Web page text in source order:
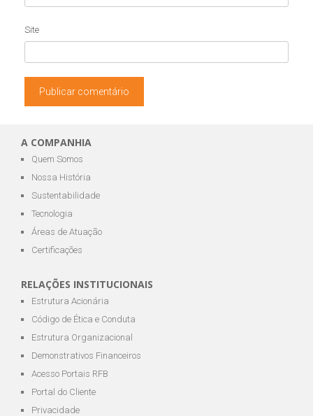
Site
A COMPANHIA
Quem Somos
Nossa História
Sustentabilidade
Tecnologia
Áreas de Atuação
Certificações
RELAÇÕES INSTITUCIONAIS
Estrutura Acionária
Código de Ética e Conduta
Estrutura Organizacional
Demonstrativos Financeiros
Acesso Portais RFB
Portal do Cliente
Privacidade